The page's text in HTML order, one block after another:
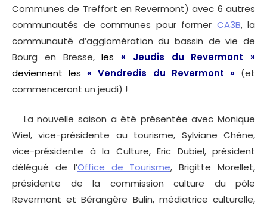
Communes de Treffort en Revermont) avec 6 autres
communautés de communes pour former CA3B, la
communauté d’agglomération du bassin de vie de
Bourg en Bresse,les
« Jeudis du Revermont »
deviennent les « Vendredis du Revermont » (et
commenceront un jeudi) !
La nouvelle saison a été présentée avec Monique
Wiel, vice-présidente au tourisme, Sylviane Chêne,
vice-présidente à la Culture, Eric Dubiel, président
délégué de l’Office de Tourisme, Brigitte Morellet,
présidente de la commission culture du pôle
Revermont et Bérangère Bulin, médiatrice culturelle,